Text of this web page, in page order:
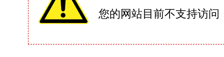
您的网站目前不支持访